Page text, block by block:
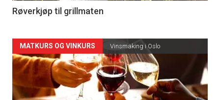
4
Røverkjøp til grillmaten
Forsiden
akkurat
nå
MATKURS OG VINKURS Vinsmaking i Oslo